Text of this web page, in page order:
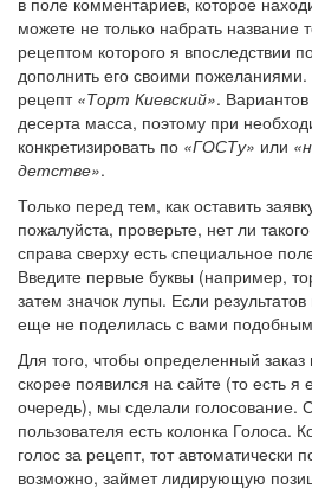
можете не только набрать
рецептом которого я впоследствии
дополнить его своими
рецепт «Торт Киевский». Вариантов
десерта масса, поэтому при
конкретизировать по «ГОСТу» или
детстве».
Только перед тем, как оставить
пожалуйста, проверьте, нет ли
справа сверху есть специальное
Введите первые буквы (например,
затем значок лупы. Если
еще не поделилась с вами
Для того, чтобы определенный
скорее появился на сайте (то есть я
очередь), мы сделали голосование.
пользователя есть колонка Голоса.
голос за рецепт, тот автоматически
возможно, займет лидирующую